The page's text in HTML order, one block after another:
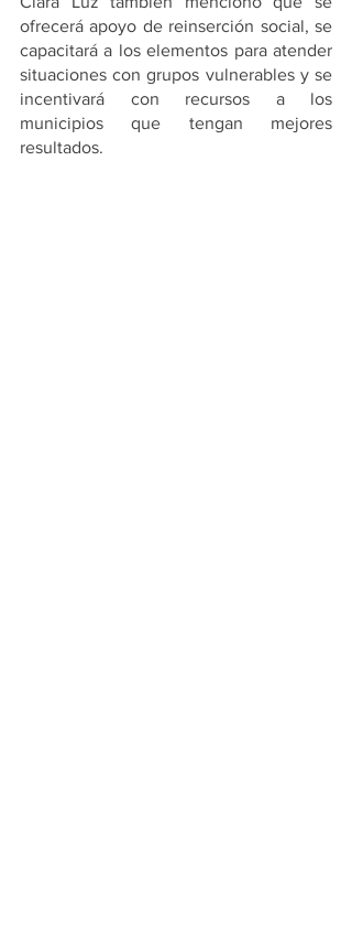
ofrecerá apoyo de reinserción social, se
capacitará a los elementos para atender
situaciones con grupos vulnerables y se
incentivará con recursos a los
municipios que tengan mejores
resultados.